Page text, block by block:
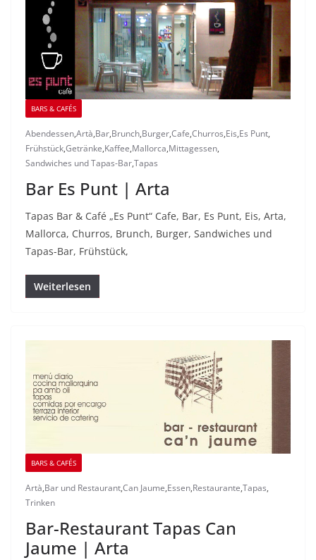
BARS & CAFÉS
Abendessen,Artà,Bar,Brunch,Burger,Cafe,Churros,Eis,Es Punt,
Frühstück,Getränke,Kaffee,Mallorca,Mittagessen,
Sandwiches und Tapas-Bar,Tapas
Bar Es Punt | Arta
Tapas Bar & Café „Es Punt“ Cafe, Bar, Es Punt, Eis, Arta,
Mallorca, Churros, Brunch, Burger, Sandwiches und
Tapas-Bar, Frühstück,
Weiterlesen
BARS & CAFÉS
Artà,Bar und Restaurant,Can Jaume,Essen,Restaurante,Tapas,
Trinken
Bar-Restaurant Tapas Can
Jaume | Arta